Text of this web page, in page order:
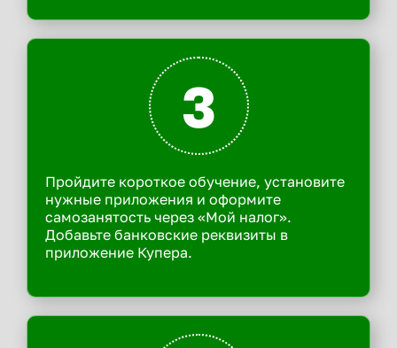
3
Пройдите короткое обучение, установите
нужные приложения и оформите
самозанятость через «Мой налог».
Добавьте банковские реквизиты в
приложение Купера.